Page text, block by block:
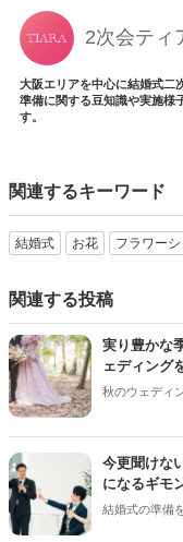
2次会ティ
大阪エリアを中心に結婚式二
準備に関する豆知識や実施様
す。
関連するキーワード
結婚式 お花 フラワー
関連する投稿
実り豊かな
ェディング
秋のウェディ
色々なことへ
クして準備を
今更聞けな
になるギモ
結婚式の準備
がある人は多